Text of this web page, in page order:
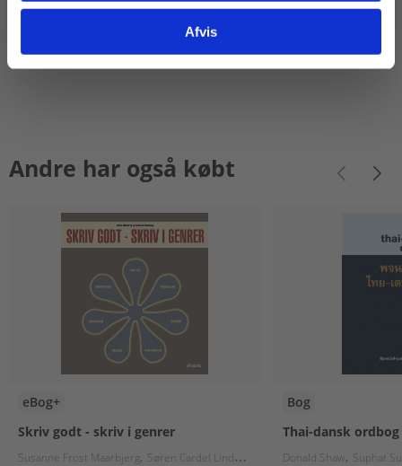
Afvis
Andre har også købt
eBog+
Skriv godt - skriv i genrer
Susanne Frost Maarbjerg Søren Cardel Lindskrog
Bog
Thai-dansk ordbog
Donald Shaw Suphat